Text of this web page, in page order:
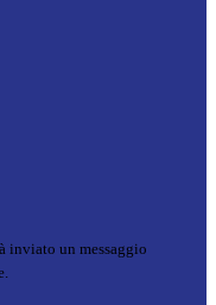
inviato un messaggio